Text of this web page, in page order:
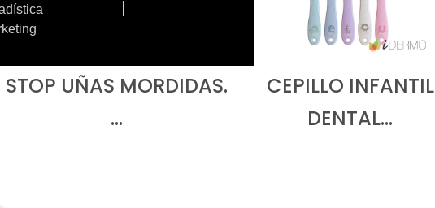
STOP UÑAS MORDIDAS.
…
CEPILLO INFANTIL
DENTAL…